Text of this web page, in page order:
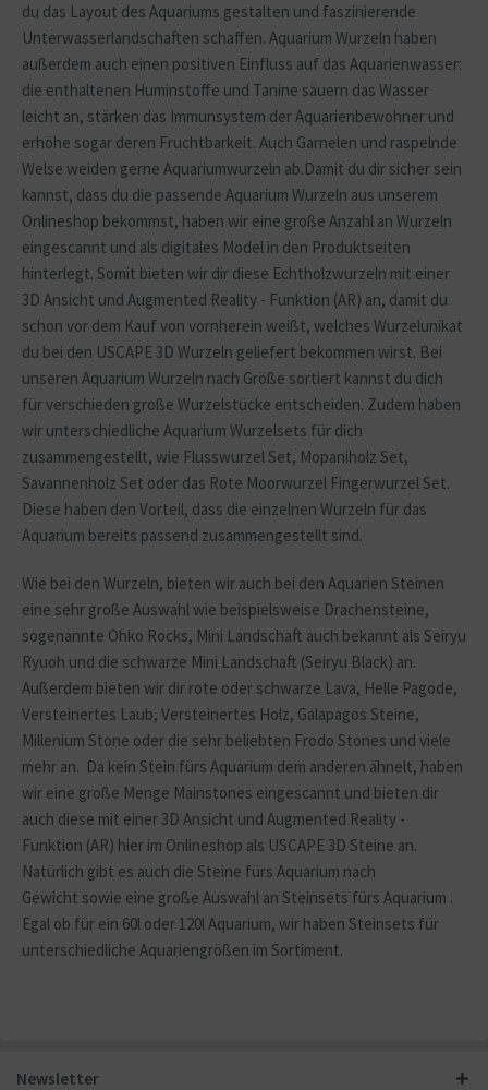
du das Layout des Aquariums gestalten und faszinierende
Unterwasserlandschaften schaffen. Aquarium Wurzeln haben
außerdem auch einen positiven Einfluss auf das Aquarienwasser:
die enthaltenen Huminstoffe und Tanine säuern das Wasser
leicht an, stärken das Immunsystem der Aquarienbewohner und
erhöhe sogar deren Fruchtbarkeit. Auch Garnelen und raspelnde
Welse weiden gerne Aquariumwurzeln ab.Damit du dir sicher sein
kannst, dass du die passende Aquarium Wurzeln aus unserem
Onlineshop bekommst, haben wir eine große Anzahl an Wurzeln
eingescannt und als digitales Model in den Produktseiten
hinterlegt. Somit bieten wir dir diese Echtholzwurzeln mit einer
3D Ansicht und Augmented Reality - Funktion (AR) an, damit du
schon vor dem Kauf von vornherein weißt, welches Wurzelunikat
du bei den USCAPE 3D Wurzeln geliefert bekommen wirst. Bei
unseren Aquarium Wurzeln nach Größe sortiert kannst du dich
für verschieden große Wurzelstücke entscheiden. Zudem haben
wir unterschiedliche Aquarium Wurzelsets für dich
zusammengestellt, wie Flusswurzel Set, Mopaniholz Set,
Savannenholz Set oder das Rote Moorwurzel Fingerwurzel Set.
Diese haben den Vorteil, dass die einzelnen Wurzeln für das
Aquarium bereits passend zusammengestellt sind.
Wie bei den Wurzeln, bieten wir auch bei den Aquarien Steinen
eine sehr große Auswahl wie beispielsweise Drachensteine,
sogenannte Ohko Rocks, Mini Landschaft auch bekannt als Seiryu
Ryuoh und die schwarze Mini Landschaft (Seiryu Black) an.
Außerdem bieten wir dir rote oder schwarze Lava, Helle Pagode,
Versteinertes Laub, Versteinertes Holz, Galapagos Steine,
Millenium Stone oder die sehr beliebten Frodo Stones und viele
mehr an. Da kein Stein fürs Aquarium dem anderen ähnelt, haben
wir eine große Menge Mainstones eingescannt und bieten dir
auch diese mit einer 3D Ansicht und Augmented Reality -
Funktion (AR) hier im Onlineshop als USCAPE 3D Steine an.
Natürlich gibt es auch die Steine fürs Aquarium nach
Gewicht sowie eine große Auswahl an Steinsets fürs Aquarium .
Egal ob für ein 60l oder 120l Aquarium, wir haben Steinsets für
unterschiedliche Aquariengrößen im Sortiment.
Newsletter